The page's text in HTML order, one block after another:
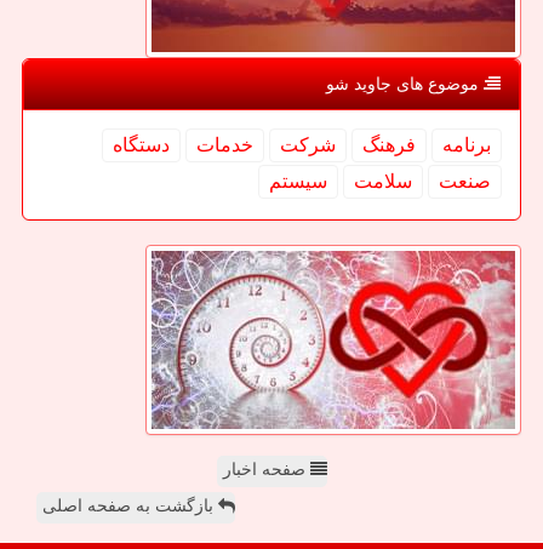
موضوع های جاوید شو
برنامه فرهنگ شركت خدمات
دستگاه
صنعت
سلامت سیستم
صفحه اخبار
بازگشت به صفحه اصلی